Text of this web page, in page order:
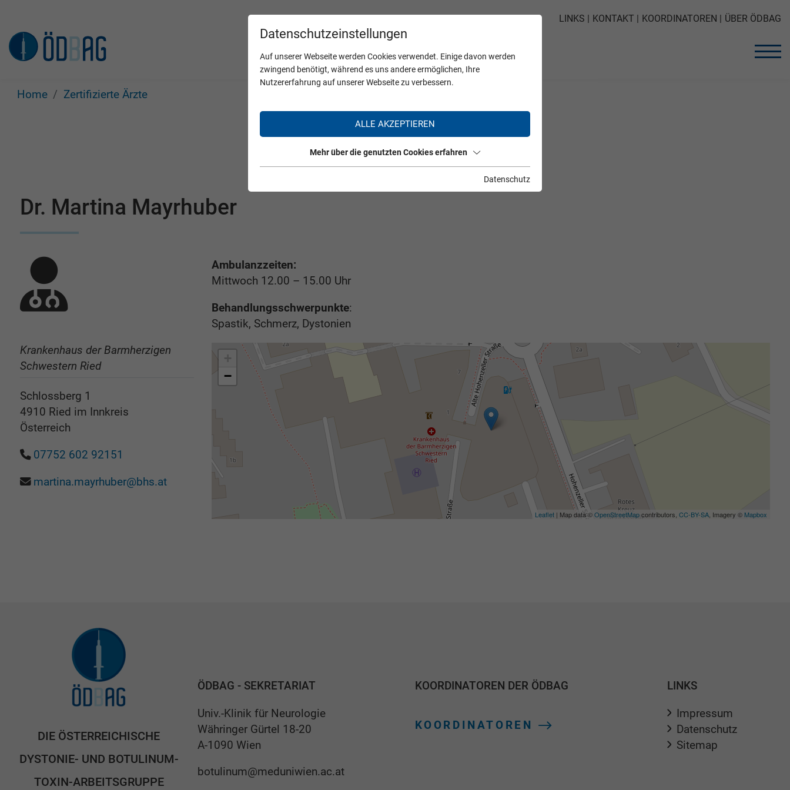
Home Zertifizierte Ärzte
Dr. Martina Mayrhuber
Ambulanzzeiten:
Mittwoch 12.00 – 15.00 Uhr
Behandlungsschwerpunkte:
Spastik, Schmerz, Dystonien
Krankenhaus der Barmherzigen
Schwestern Ried
Schlossberg 1
4910 Ried im Innkreis
Österreich
07752 602 92151
martina.mayrhuber@bhs.at
−
Leaflet | Map data ©OpenStreetMapcontributors,CC-BY-SA , Imagery © Mapbox
DIE ÖSTERREICHISCHE
DYSTONIE- UND BOTULINUM-
TOXIN-ARBEITSGRUPPE
ÖDBAG - SEKRETARIAT
Univ.-Klinik für Neurologie
Währinger Gürtel 18-20
A-1090 Wien
botulinum@meduniwien.ac.at
KOORDINATOREN DER ÖDBAG
KOORDINATOREN
LINKS
Impressum
Datenschutz
Sitemap
Datenschutzeinstellungen
Auf unserer Webseite werden Cookies verwendet. Einige davon werden
zwingend benötigt, während es uns andere ermöglichen, Ihre
Nutzererfahrung auf unserer Webseite zu verbessern.
ALLE AKZEPTIEREN
Mehr über die genutzten Cookies erfahren
Datenschutz
LINKS KONTAKT KOORDINATOREN ÜBER ÖDBAG